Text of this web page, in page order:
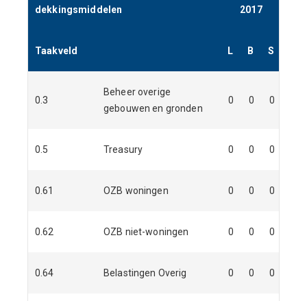
dekkingsmiddelen
2017
Taakveld L B S
0.3
Beheer overige
gebouwen en gronden
0 0 0
0.5 Treasury 0 0 0
0.61 OZB woningen 0 0 0
0.62 OZB niet-woningen 0 0 0
0.64 Belastingen Overig 0 0 0